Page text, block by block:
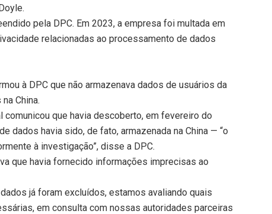
pela DPC. Em 2023, a empresa foi multada em
relacionadas ao processamento de dados
à DPC que não armazenava dados de usuários da
China.
comunicou que havia descoberto, em fevereiro do
dados havia sido, de fato, armazenada na China — “o
à investigação”, disse a DPC.
que havia fornecido informações imprecisas ao
já foram excluídos, estamos avaliando quais
em consulta com nossas autoridades parceiras